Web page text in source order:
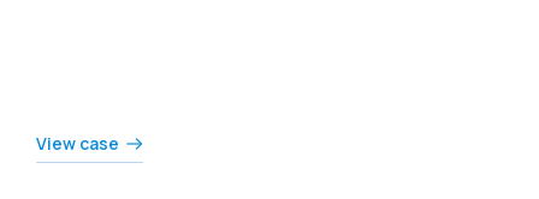
View case